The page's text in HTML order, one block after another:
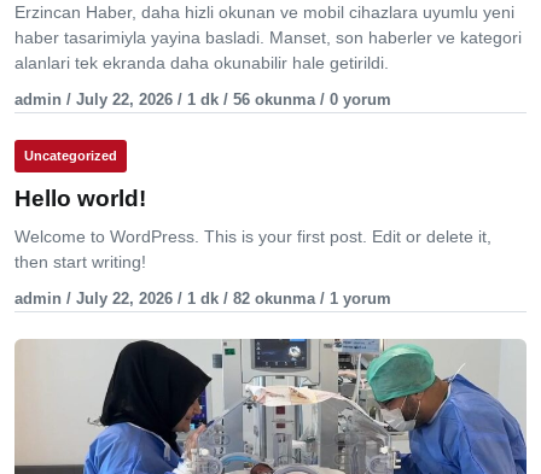
Erzincan Haber, daha hizli okunan ve mobil cihazlara uyumlu yeni
haber tasarimiyla yayina basladi. Manset, son haberler ve kategori
alanlari tek ekranda daha okunabilir hale getirildi.
admin / July 22, 2026 / 1 dk / 56 okunma / 0 yorum
Uncategorized
Hello world!
Welcome to WordPress. This is your first post. Edit or delete it,
then start writing!
admin / July 22, 2026 / 1 dk / 82 okunma / 1 yorum